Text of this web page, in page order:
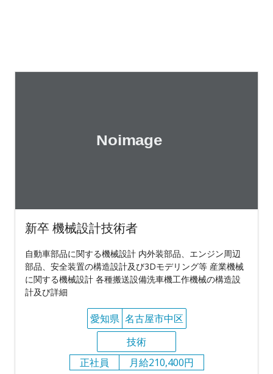
新卒 機械設計技術者
自動車部品に関する機械設計 内外装部品、エンジン周辺
部品、安全装置の構造設計及び3Dモデリング等 産業機械
に関する機械設計 各種搬送設備洗車機工作機械の構造設
計及び詳細
愛知県 名古屋市中区
技術
正社員
月給210,400円